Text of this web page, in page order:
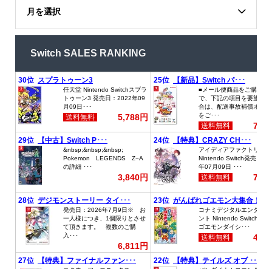
月を選択
Switch SALES RANKING